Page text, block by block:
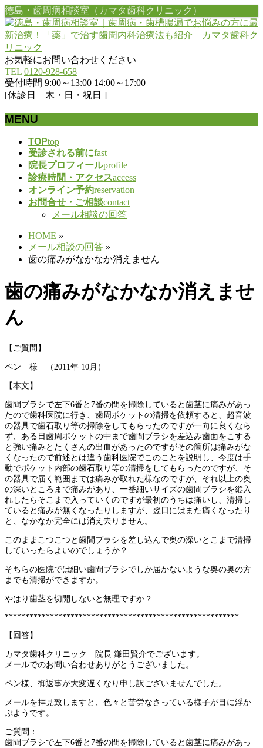
徳島・歯周病相談室（カマタ歯科クリニック）
お気軽にお問い合わせください
TEL 0120-928-658
受付時間 9:00～13:00 14:00～17:00
[休診日 木・日・祝日 ]
MENU
TOPtop
受診される前にfast
院長プロフィールprofile
診療時間・アクセスaccess
オンライン予約reservation
お問合せ・ご相談contact
メール相談の回答
HOME »
メール相談の回答 »
歯の痛みがなかなか消えません
歯の痛みがなかなか消えませ
ん
【ご質問】
ペン 様 （2011年 10月）
【本文】
歯間ブラシで左下6番と7番の間を掃除していると歯茎に痛みがあっ
たので歯科医院に行き、歯周ポケットの清掃を依頼すると、超音波
の器具で歯石取り等の掃除をしてもらったのですが一向に良くなら
ず、ある日歯周ポケットの中まで歯間ブラシを差込み歯面をこする
と強い痛みとたくさんの出血があったのですがその箇所は痛みがな
くなったので前述とは違う歯科医院でこのことを説明し、今度は手
動でポケット内部の歯石取り等の清掃をしてもらったのですが、そ
の器具で届く範囲までは痛みが取れた様なのですが、それ以上の奥
の深いところまで痛みがあり、一番細いサイズの歯間ブラシを縦入
れしたらそこまで入っていくのですが最初のうちは痛いし、清掃し
ていると痛みが無くなったりしますが、翌日にはまた痛くなったり
と、なかなか完全には消え去りません。
このままこつこつと歯間ブラシを差し込んで奥の深いとこまで清掃
していったらよいのでしょうか？
そちらの医院では細い歯間ブラシでしか届かないような奥の奥の方
までも清掃ができますか。
やはり歯茎を切開しないと無理ですか？
*********************************************************
【回答】
カマタ歯科クリニック 院長 鎌田賢介でございます。
メールでのお問い合わせありがとうございました。
ペン様、御返事が大変遅くなり申し訳ございませんでした。
メールを拝見致しますと、色々と苦労なさっている様子が目に浮か
ぶようです。
ご質問：
歯間ブラシで左下6番と7番の間を掃除していると歯茎に痛みがあっ